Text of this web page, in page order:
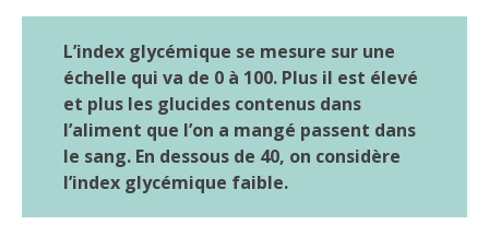
L’index glycémique se mesure sur une
échelle qui va de 0 à 100. Plus il est élevé
et plus les glucides contenus dans
l’aliment que l’on a mangé passent dans
le sang. En dessous de 40, on considère
l’index glycémique faible.